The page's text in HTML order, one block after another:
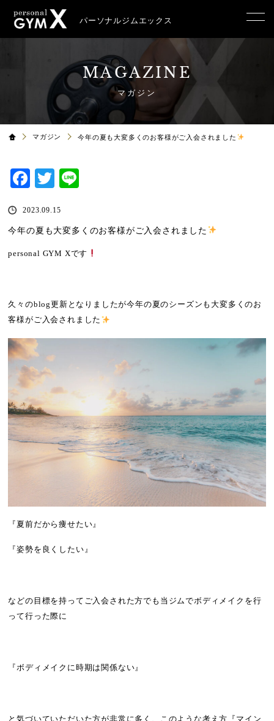
パーソナルジムエックス
MAGAZINE
マガジン
マガジン 今年の夏も大変多くのお客様がご入会されました
Facebook
Twitter
2023.09.15
今年の夏も大変多くのお客様がご入会されました
personal GYM Xです
久々のblog 更新となりましたが今年の夏のシーズンも大変多くのお
客様がご入会されました
『夏前だから痩せたい』
『姿勢を良くしたい』
などの目標を持ってご入会された方でも当ジムでボディメイクを行
って行った際に
『ボディメイクに時期は関係ない』
と気づいていただいた方が非常に多く、このような考え方『マイン